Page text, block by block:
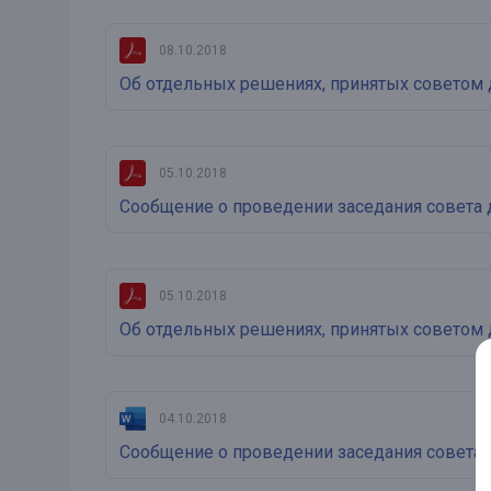
08.10.2018
Об отдельных решениях, принятых советом
05.10.2018
Сообщение о проведении заседания совета
05.10.2018
Об отдельных решениях, принятых советом
04.10.2018
Сообщение о проведении заседания совета